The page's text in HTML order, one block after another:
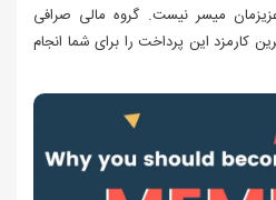
میسر نیست. گروه مالی صرافی
کارمزد این پرداخت را برای شما انجام